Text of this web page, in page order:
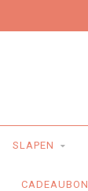
SLAPEN
CADEAUBON